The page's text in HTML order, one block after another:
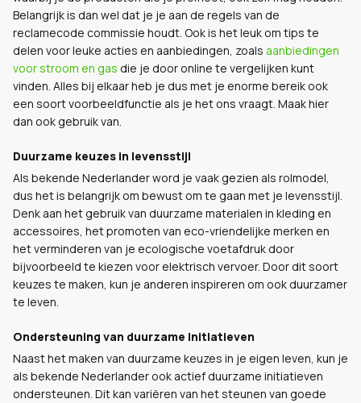
Belangrijk is dan wel dat je je aan de regels van de
reclamecode commissie houdt. Ook is het leuk om tips te
delen voor leuke acties en aanbiedingen, zoals aanbiedingen
voor stroom en gas die je door online te vergelijken kunt
vinden. Alles bij elkaar heb je dus met je enorme bereik ook
een soort voorbeeldfunctie als je het ons vraagt. Maak hier
dan ook gebruik van.
Duurzame keuzes in levensstijl
Als bekende Nederlander word je vaak gezien als rolmodel,
dus het is belangrijk om bewust om te gaan met je levensstijl.
Denk aan het gebruik van duurzame materialen in kleding en
accessoires, het promoten van eco-vriendelijke merken en
het verminderen van je ecologische voetafdruk door
bijvoorbeeld te kiezen voor elektrisch vervoer. Door dit soort
keuzes te maken, kun je anderen inspireren om ook duurzamer
te leven.
Ondersteuning van duurzame initiatieven
Naast het maken van duurzame keuzes in je eigen leven, kun je
als bekende Nederlander ook actief duurzame initiatieven
ondersteunen. Dit kan variëren van het steunen van goede